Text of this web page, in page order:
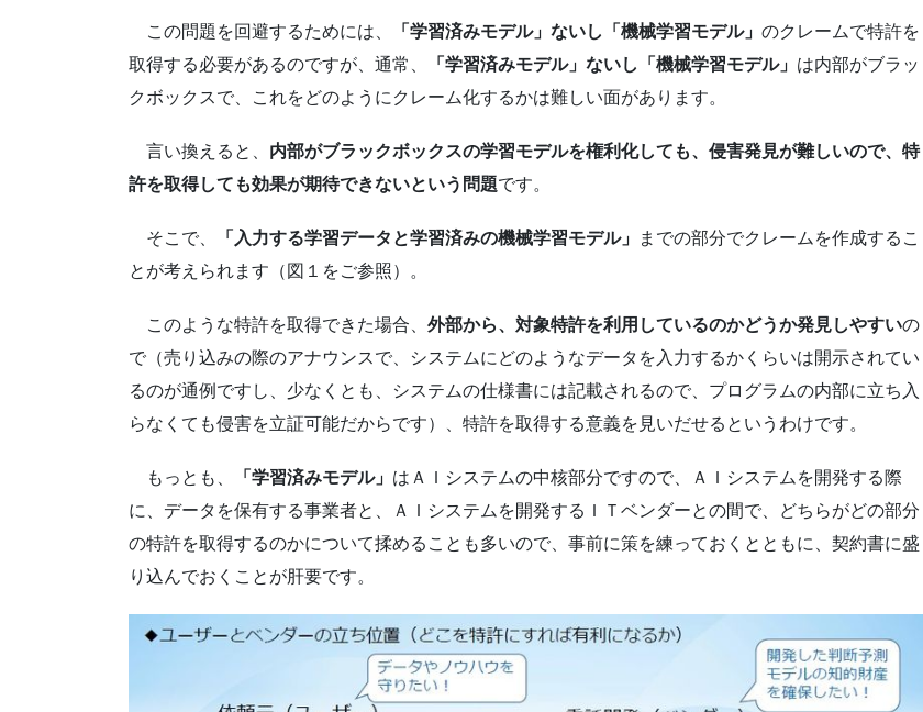
この問題を回避するためには、 「学習済みモデル」ないし「機械学習モデル」 のクレームで特許を
取得する必要があるのですが、通常、
「学習済みモデル」ないし「機械学習モデル」 は内部がブラッ
クボックスで、これをどのようにクレーム化するかは難しい面があります。
言い換えると、 内部がブラックボックスの学習モデルを権利化しても、侵害発見が難しいので、特
許を取得しても効果が期待できないという問題です。
そこで、 「入力する学習データと学習済みの機械学習モデル」
までの部分でクレームを作成するこ
とが考えられます（図１をご参照）。
このような特許を取得できた場合、 外部から、対象特許を利用しているのかどうか発見しやすいの
で（売り込みの際のアナウンスで、システムにどのようなデータを入力するかくらいは開示されてい
るのが通例ですし、少なくとも、システムの仕様書には記載されるので、プログラムの内部に立ち入
らなくても侵害を立証可能だからです）、特許を取得する意義を見いだせるというわけです。
もっとも、 「学習済みモデル」 はＡＩシステムの中核部分ですので、ＡＩシステムを開発する際
に、データを保有する事業者と、ＡＩシステムを開発するＩＴベンダーとの間で、どちらがどの部分
の特許を取得するのかについて揉めることも多いので、事前に策を練っておくとともに、契約書に盛
り込んでおくことが肝要です。